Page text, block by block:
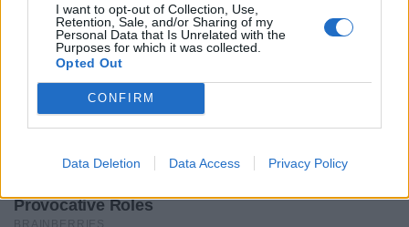
I want to opt-out of Collection, Use,
Retention, Sale, and/or Sharing of my
Personal Data that Is Unrelated with the
Purposes for which it was collected.
Opted Out
CONFIRM
Data Deletion Data Access Privacy Policy